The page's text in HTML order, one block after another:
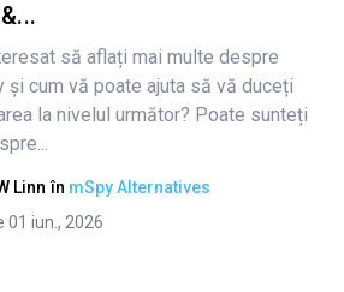
articolosă aflați mai multe despre
și cum vă poate ajuta să vă duceți
la nivelul următor? Poate sunteți
Linn în mSpy Alternatives
01 iun., 2026